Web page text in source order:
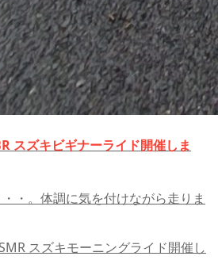
スズキビギナーライド開催しま
・。体調に気を付けながら走りま